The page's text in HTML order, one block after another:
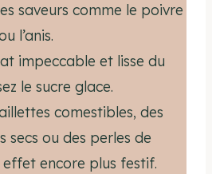
saveurs comme le poivre
l’anis.
impeccable et lisse du
le sucre glace.
comestibles, des
secs ou des perles de
encore plus festif.